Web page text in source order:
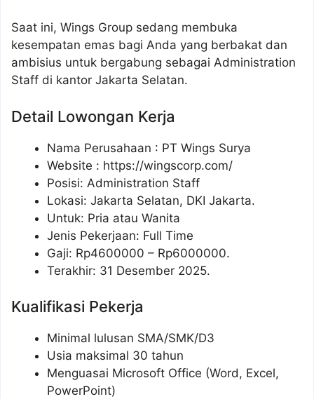
Saat ini, Wings Group sedang membuka
kesempatan emas bagi Anda yang berbakat dan
ambisius untuk bergabung sebagai Administration
Staff di kantor Jakarta Selatan.
Detail Lowongan Kerja
Nama Perusahaan : PT Wings Surya
Website : https://wingscorp.com/
Posisi: Administration Staff
Lokasi: Jakarta Selatan, DKI Jakarta.
Untuk: Pria atau Wanita
Jenis Pekerjaan: Full Time
Gaji: Rp4600000 – Rp6000000.
Terakhir: 31 Desember 2025.
Kualifikasi Pekerja
Minimal lulusan SMA/SMK/D3
Usia maksimal 30 tahun
Menguasai Microsoft Office (Word, Excel,
PowerPoint)